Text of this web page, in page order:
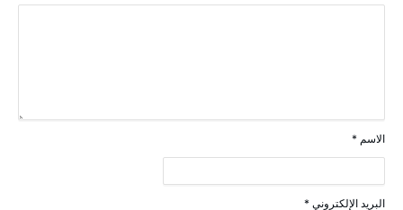
الاسم *
البريد الإلكتروني *